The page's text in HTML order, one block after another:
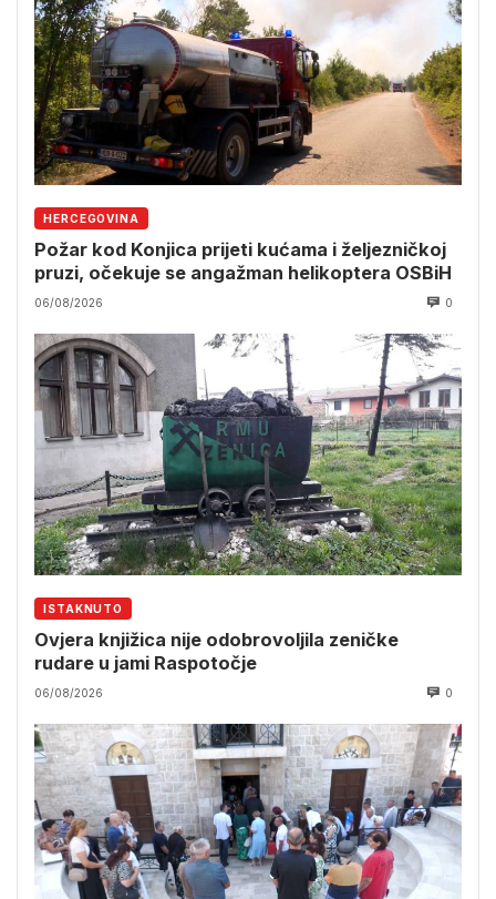
HERCEGOVINA
Požar kod Konjica prijeti kućama i željezničkoj
pruzi, očekuje se angažman helikoptera OSBiH
06/08/2026 0
ISTAKNUTO
Ovjera knjižica nije odobrovoljila zeničke
rudare u jami Raspotočje
06/08/2026 0